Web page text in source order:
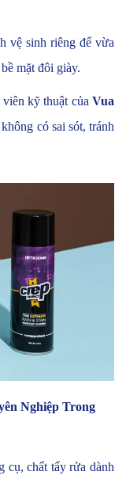
vệ sinh riêng để vừa
mặt đôi giày.
kỹ thuật của Vua
có sai sót, tránh
Nghiệp Trong
cụ, chất tẩy rửa dành